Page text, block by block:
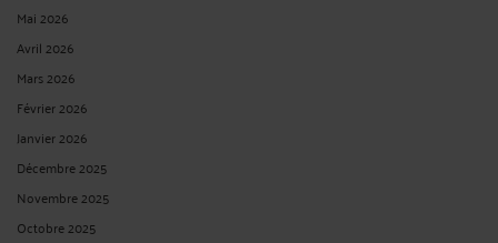
Mai 2026
Avril 2026
Mars 2026
Février 2026
Janvier 2026
Décembre 2025
Novembre 2025
Octobre 2025